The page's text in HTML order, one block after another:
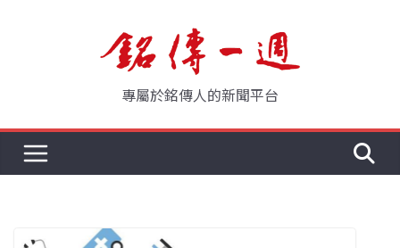
專屬於銘傳人的新聞平台